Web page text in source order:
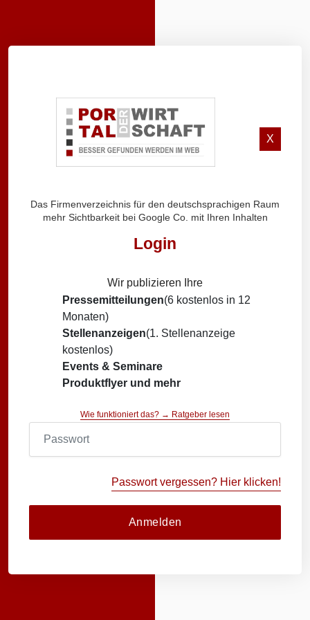
X
Das Firmenverzeichnis für den deutschsprachigen Raum
mehr Sichtbarkeit bei Google Co. mit Ihren Inhalten
Login
Wir publizieren Ihre
Pressemitteilungen(6 kostenlos in 12
Monaten)
Stellenanzeigen(1. Stellenanzeige
kostenlos)
Events & Seminare
Produktflyer und mehr
Wie funktioniert das? → Ratgeber lesen
Passwort vergessen? Hier klicken!
Anmelden